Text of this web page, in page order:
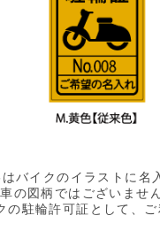
バイクのイラストに名
の図柄ではございませ
の駐輪許可証として、